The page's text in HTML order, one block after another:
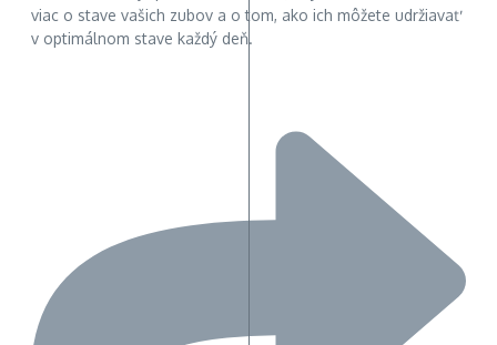
viac o stave vašich zubov a o tom, ako ich môžete udržiavať
v optimálnom stave každý deň.